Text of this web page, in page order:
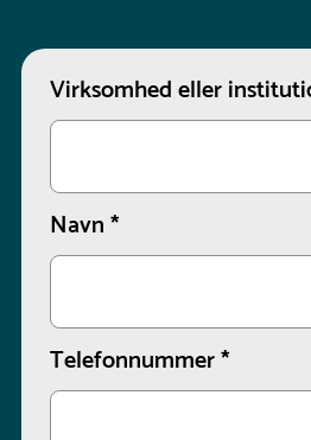
Virksomhed eller
Navn*
Telefonnummer*